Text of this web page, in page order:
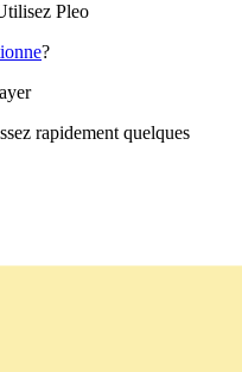
Pleo
?
rapidement quelques